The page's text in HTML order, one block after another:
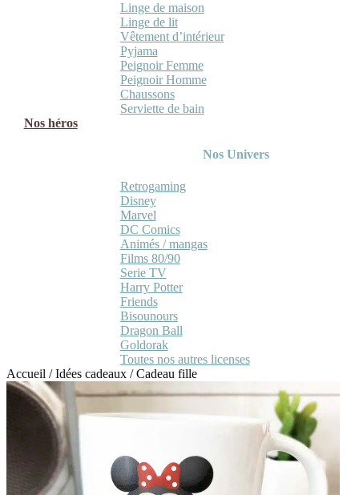
Linge de maison
Linge de lit
Vêtement d’intérieur
Pyjama
Peignoir Femme
Peignoir Homme
Chaussons
Serviette de bain
Nos héros
Nos Univers
Retrogaming
Disney
Marvel
DC Comics
Animés / mangas
Films 80/90
Serie TV
Harry Potter
Friends
Bisounours
Dragon Ball
Goldorak
Toutes nos autres licenses
Accueil /Idées cadeaux /Cadeau fille